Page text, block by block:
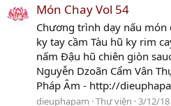
Món Chay Vol 54
Chương trình dạy nấu món
ky tay cầm Tàu hũ ky rim
nấm Đậu hũ chiên giòn
Nguyễn Dzoãn Cẩm Vân
Pháp Âm - http://
dieuphapam Thư viện 3/12/18